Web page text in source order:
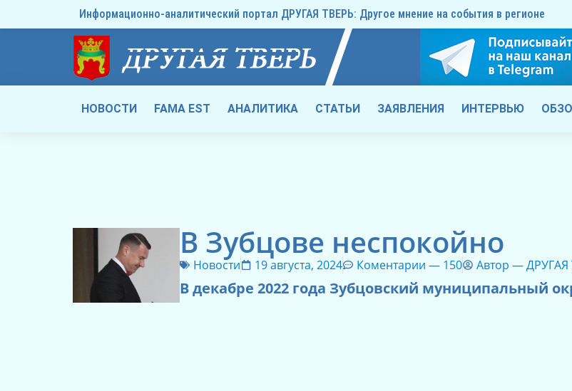
Информационно-аналитический портал ДРУГАЯ ТВЕРЬ: Другое мнение на события в регионе
НОВОСТИ FAMA EST АНАЛИТИКА СТАТЬИ ЗАЯВЛЕНИЯ ИНТЕРВЬЮ
В Зубцове неспокойно
Новости 19 августа, 2024 Коментарии — 150 Автор —ДРУГАЯ
В декабре 2022 года Зубцовский муниципальный